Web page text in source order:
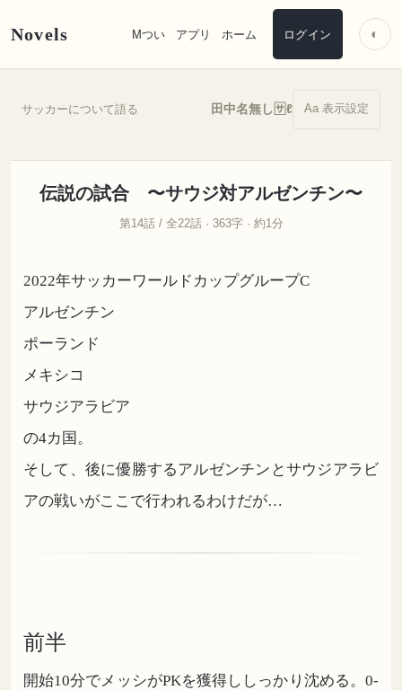
Novels Mつい アプリ ホーム ログイン ◐
サッカーについて語る 田中名無し🈂️ℓ Aa 表示設定
伝説の試合 〜サウジ対アルゼンチン〜
第14話 / 全22話 · 363字 · 約1分
2022年サッカーワールドカップグループC
アルゼンチン
ポーランド
メキシコ
サウジアラビア
の4カ国。
そして、後に優勝するアルゼンチンとサウジアラビ
アの戦いがここで行われるわけだが…
前半
開始10分でメッシがPKを獲得ししっかり沈める。0-